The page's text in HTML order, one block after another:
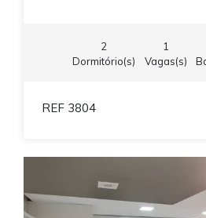
2
Dormitório(s)
1
Vagas(s)
REF 3804